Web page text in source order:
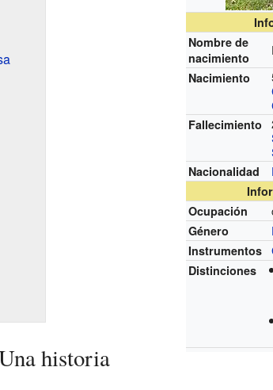
Nombre de
nacimiento
Nacimiento
Fallecimiento
Nacionalidad
Ocupación
Género
Instrumentos
Distinciones
historia